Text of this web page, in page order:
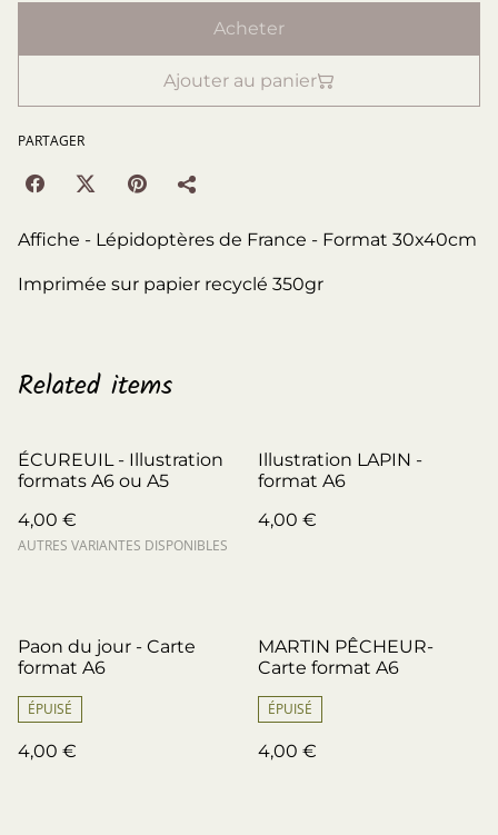
Acheter
Ajouter au panier
PARTAGER
Affiche - Lépidoptères de France - Format 30x40cm
Imprimée sur papier recyclé 350gr
Related items
ÉCUREUIL - Illustration
formats A6 ou A5
4,00 €
AUTRES VARIANTES DISPONIBLES
Illustration LAPIN -
format A6
4,00 €
Paon du jour - Carte
format A6
ÉPUISÉ
4,00 €
MARTIN PÊCHEUR-
Carte format A6
ÉPUISÉ
4,00 €